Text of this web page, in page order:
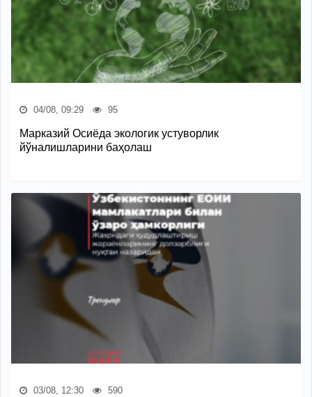
04/08, 09:29 95
Марказий Осиёда экологик устуворлик
йўналишларини баҳолаш
03/08, 12:30 590